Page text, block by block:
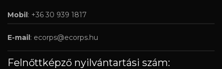
Mobil: +36 30 939 1817
E-mail: ecorps@ecorps.hu
Felnőttképző nyilvántartási szám: